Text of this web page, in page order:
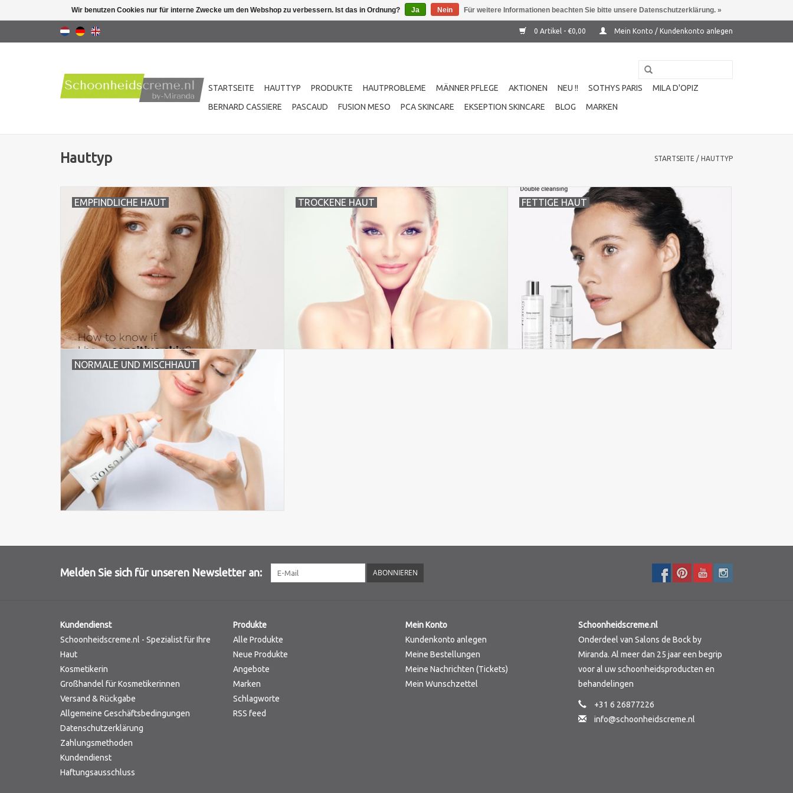
0 Artikel - €0,00 Mein Konto / Kundenkonto anlegen
STARTSEITE HAUTTYP PRODUKTE HAUTPROBLEME MÄNNER PFLEGE AKTIONEN NEU !! SOTHYS PARIS
MILA D'OPIZ
BERNARD CASSIERE
PASCAUD FUSION MESO PCA SKINCARE EKSEPTION SKINCARE BLOG MARKEN
Hauttyp STARTSEITE / HAUTTYP
EMPFINDLICHE HAUT TROCKENE HAUT FETTIGE HAUT
NORMALE UND MISCHHAUT
Melden Sie sich für unseren Newsletter an: ABONNIEREN
Kundendienst
Schoonheidscreme.nl - Spezialist für Ihre
Haut
Kosmetikerin
Großhandel für Kosmetikerinnen
Versand & Rückgabe
Allgemeine Geschäftsbedingungen
Datenschutzerklärung
Zahlungsmethoden
Kundendienst
Haftungsausschluss
Produkte
Alle Produkte
Neue Produkte
Angebote
Marken
Schlagworte
RSS feed
Mein Konto
Kundenkonto anlegen
Meine Bestellungen
Meine Nachrichten (Tickets)
Mein Wunschzettel
Schoonheidscreme.nl
Onderdeel van Salons de Bock by
Miranda. Al meer dan 25 jaar een begrip
voor al uw schoonheidsproducten en
behandelingen
+31 6 26877226
info@schoonheidscreme.nl
Wir benutzen Cookies nur für interne Zwecke um den Webshop zu verbessern. Ist das in Ordnung? Ja Nein Für weitere Informationen beachten Sie bitte unsere Datenschutzerklärung. »